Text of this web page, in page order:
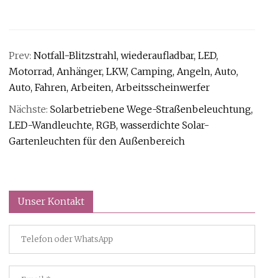
Prev: Notfall-Blitzstrahl, wiederaufladbar, LED,
Motorrad, Anhänger, LKW, Camping, Angeln, Auto,
Auto, Fahren, Arbeiten, Arbeitsscheinwerfer
Nächste: Solarbetriebene Wege-Straßenbeleuchtung,
LED-Wandleuchte, RGB, wasserdichte Solar-
Gartenleuchten für den Außenbereich
Unser Kontakt